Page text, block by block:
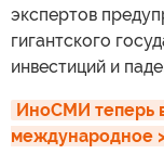
экспертов
гигантского
инвестиций и
ИноСМИ теперь
международное